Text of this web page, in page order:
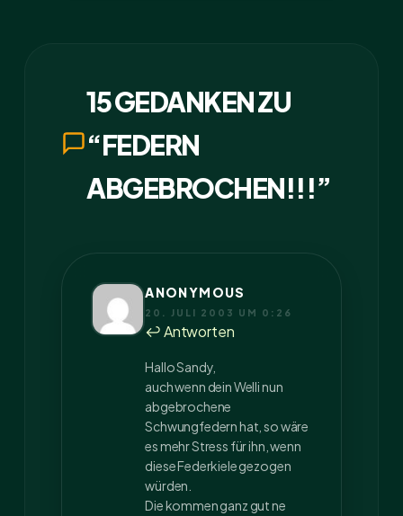
15 GEDANKEN ZU
“FEDERN
ABGEBROCHEN!!!”
ANONYMOUS
20. JULI 2003 UM 0:26
↩ Antworten
Hallo Sandy,
auch wenn dein Welli nun
abgebrochene
Schwungfedern hat, so wäre
es mehr Stress für ihn, wenn
diese Federkiele gezogen
würden.
Die kommen ganz gut ne